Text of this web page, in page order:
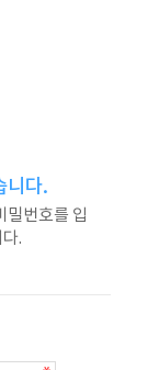
니다.
밀번호를 입
.